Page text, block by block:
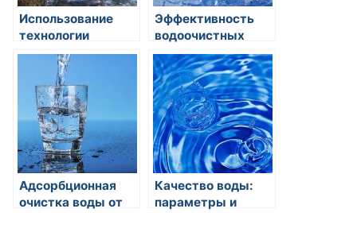
Использование
технологии
обратного осмоса
при очистке воды
Эффективность
водоочистных
установок для
промышленных
предприятий:
современные
технологии и
перспективы
Адсорбционная
очистка воды от
Качество воды:
параметры и